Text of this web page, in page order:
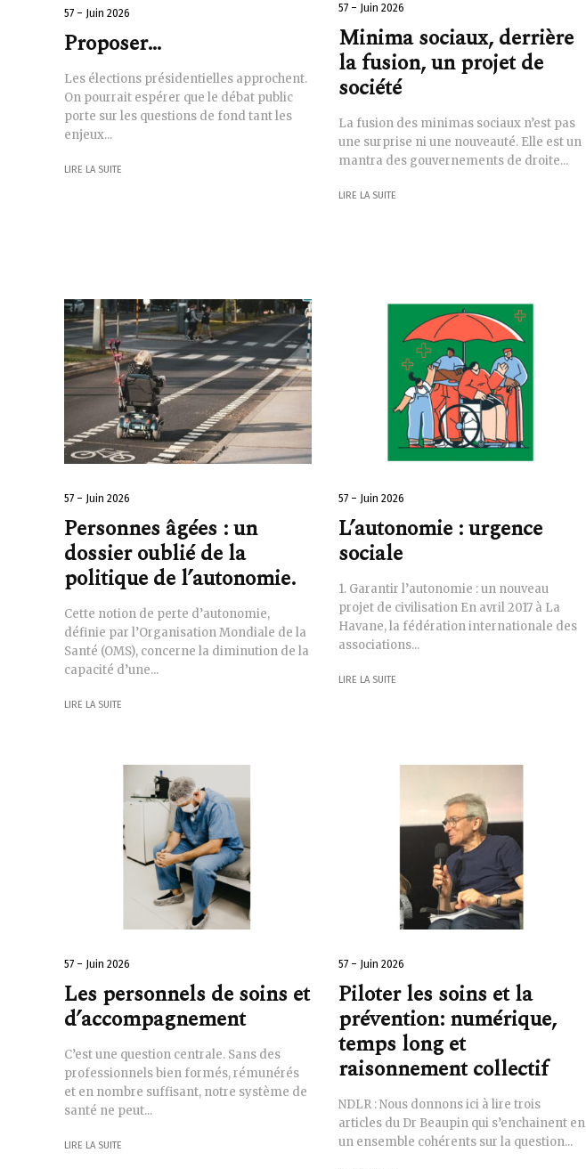
57 – Juin 2026
Proposer…
Les élections présidentielles approchent.
On pourrait espérer que le débat public
porte sur les questions de fond tant les
enjeux...
LIRE LA SUITE
57 – Juin 2026
Minima sociaux, derrière
la fusion, un projet de
société
La fusion des minimas sociaux n’est pas
une surprise ni une nouveauté. Elle est un
mantra des gouvernements de droite...
LIRE LA SUITE
57 – Juin 2026
Personnes âgées : un
dossier oublié de la
politique de l’autonomie.
Cette notion de perte d’autonomie,
définie par l’Organisation Mondiale de la
Santé (OMS), concerne la diminution de la
capacité d’une...
LIRE LA SUITE
57 – Juin 2026
L’autonomie : urgence
sociale
1. Garantir l’autonomie : un nouveau
projet de civilisation En avril 2017 à La
Havane, la fédération internationale des
associations...
LIRE LA SUITE
57 – Juin 2026
Les personnels de soins et
d’accompagnement
C’est une question centrale. Sans des
professionnels bien formés, rémunérés
et en nombre suffisant, notre système de
santé ne peut...
LIRE LA SUITE
57 – Juin 2026
Piloter les soins et la
prévention: numérique,
temps long et
raisonnement collectif
NDLR : Nous donnons ici à lire trois
articles du Dr Beaupin qui s’enchainent en
un ensemble cohérents sur la question...